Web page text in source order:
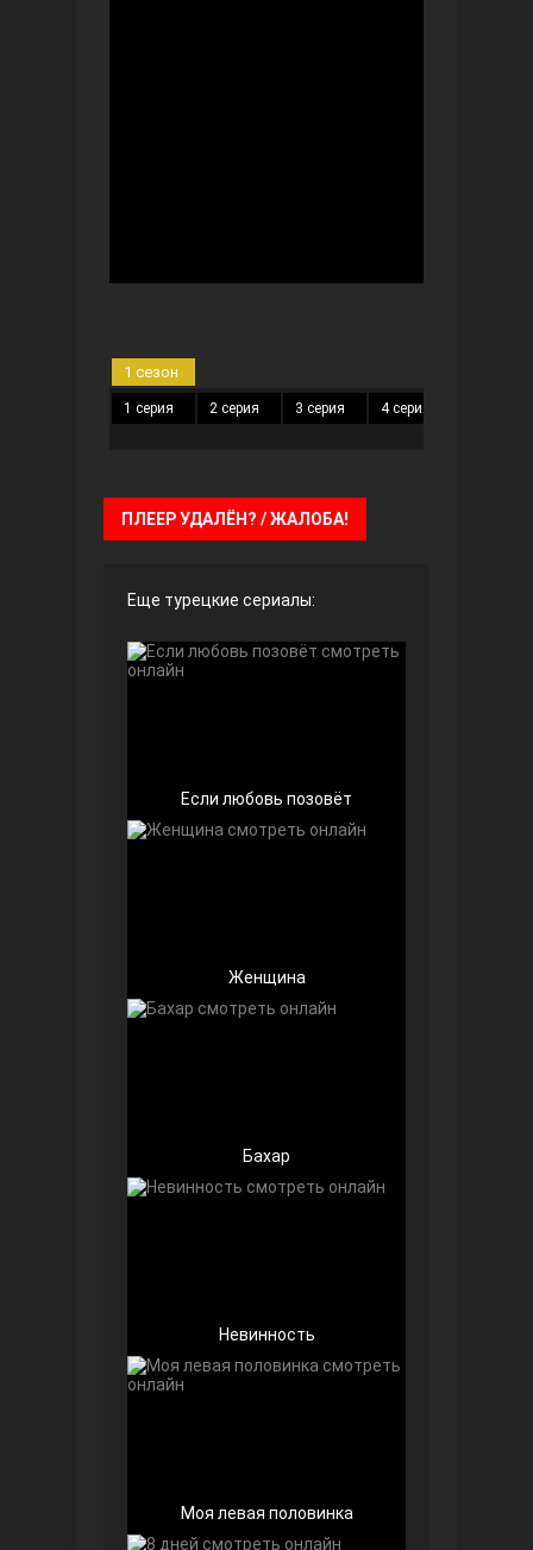
Дочь посла
Ранняя пташка
1 сезон
1 серия 2 серия 3 серия 4 серия
ПЛЕЕР УДАЛЁН? / ЖАЛОБА!
Еще турецкие сериалы:
Если любовь позовёт
Женщина
Бахар
Невинность
Моя левая половинка